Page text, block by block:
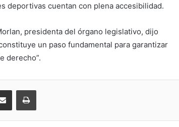
deportivas cuentan con plena accesibilidad.
presidenta del órgano legislativo, dijo
un paso fundamental para garantizar
derecho”.
Compartir via correo electrónicoImpresión